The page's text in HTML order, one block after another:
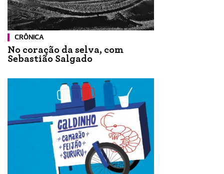
CRÔNICA
No coração da selva, com
Sebastião Salgado